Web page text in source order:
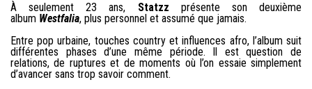
À seulement 23 ans, Statzz présente son deuxième
album Westfalia, plus personnel et assumé que jamais.
Entre pop urbaine, touches country et influences afro, l’album suit
différentes phases d’une même période. Il est question de
relations, de ruptures et de moments où l’on essaie simplement
d’avancer sans trop savoir comment.